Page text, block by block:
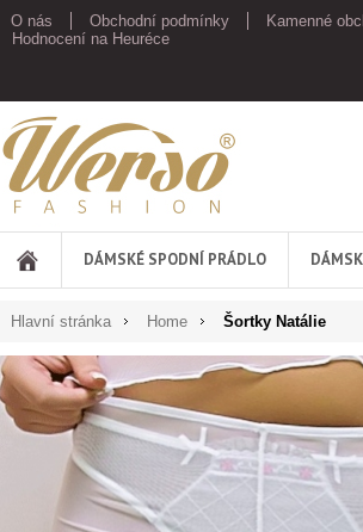
O nás Obchodní podmínky Kamenné
Hodnocení na Heuréce
Werso
DÁMSKÉ SPODNÍ PRÁDLO
Hlavní stránka Home Šortky Natálie